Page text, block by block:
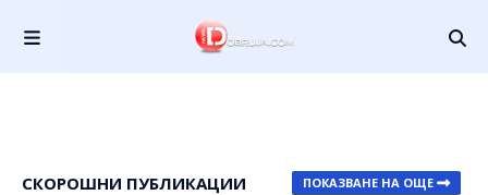
СКОРОШНИ ПУБЛИКАЦИИ ПОКАЗВАНЕ НА ОЩЕ